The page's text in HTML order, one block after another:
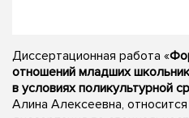
Диссертационная работа «
отношений младших
в условиях поликультурной
Алина Алексеевна,